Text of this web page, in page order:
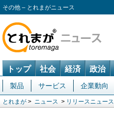
その他 – とれまがニュース
トップ 社会 経済 政治
製品 サービス 企業動向
とれまが > ニュース > リリースニュース